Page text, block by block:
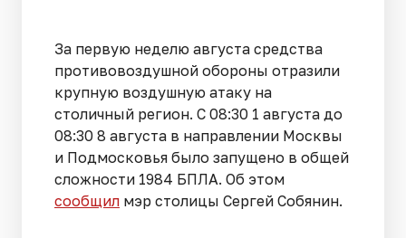
За первую неделю августа средства
противовоздушной обороны отразили
крупную воздушную атаку на
столичный регион. С 08:30 1 августа до
08:30 8 августа в направлении Москвы
и Подмосковья было запущено в общей
сложности 1984 БПЛА. Об этом
сообщил мэр столицы Сергей Собянин.